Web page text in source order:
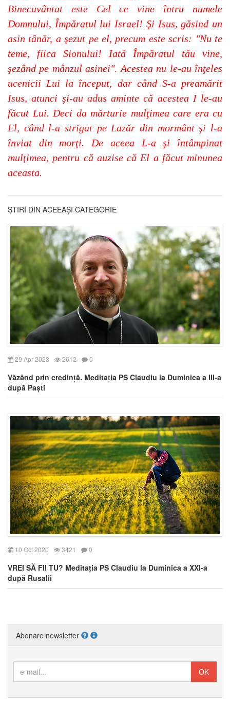
Binecuvântat este Cel ce vine întru numele
Domnului, Împăratul lui Israel! Şi Isus, găsind un
asin tânăr, a şezut pe el, precum este scris: "Nu te
teme, fiica Sionului! Iată Împăratul tău vine,
şezând pe mânzul asinei". Acestea nu le-au înţeles
ucenicii Lui la început, dar când S-a preamărit
Isus, atunci şi-au adus aminte că acestea I le-au
făcut Lui. Deci da mărturie mulţimea care era cu
El, când l-a strigat pe Lazăr din mormânt şi l-a
înviat din morţi. De aceea L-a şi întâmpinat
mulţimea, pentru că auzise că El a făcut minunea
aceasta.
ȘTIRI DIN ACEEAȘI CATEGORIE
29 Apr 2023 2612 0
Văzând prin credință. Meditația PS Claudiu la Duminica a III-a
după Paști
10 Oct 2020 3421 0
VREI SĂ FII TU? Meditația PS Claudiu la Duminica a XXI-a
după Rusalii
Abonare newsletter